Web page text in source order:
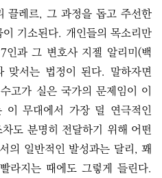
끌레르, 그 과정을 돕고 주선한
기소된다. 개인들의 목소리만
과 그 변호사 지젤 알리미(백
맞서는 법정이 된다. 말하자면
고가 실은 국가의 문제임이 이
이 무대에서 가장 덜 연극적인
도 분명히 전달하기 위해 어떤
의 일반적인 발성과는 달리, 꽤
라지는 때에도 그렇게 들린다.